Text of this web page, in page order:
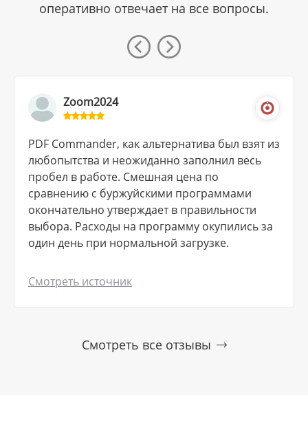
оперативно отвечает на все вопросы.
Zoom2024
PDF Commander, как альтернатива был взят из
любопытства и неожиданно заполнил весь
пробел в работе. Смешная цена по
сравнению с буржуйскими программами
окончательно утверждает в правильности
выбора. Расходы на программу окупились за
один день при нормальной загрузке.
Смотреть источник
Смотреть все отзывы